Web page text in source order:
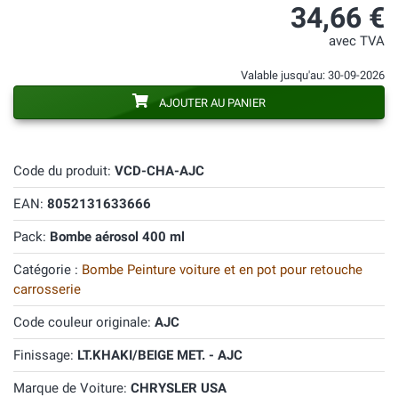
Code du produit: VCD-CHA-AJC
EAN: 8052131633666
Pack: Bombe aérosol 400 ml
Catégorie : Bombe Peinture voiture et en pot pour retouche
carrosserie
Code couleur originale: AJC
Finissage: LT.KHAKI/BEIGE MET. - AJC
Marque de Voiture: CHRYSLER USA
34,66 €
avec TVA
Valable jusqu'au: 30-09-2026
AJOUTER AU PANIER